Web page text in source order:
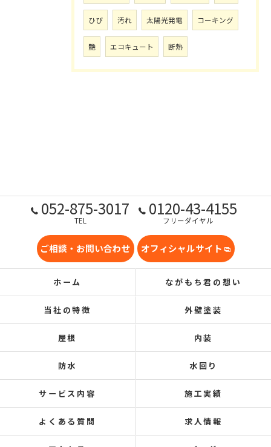
ひび 汚れ 太陽光発電 コーキング
艶 エコキュート 断熱
052-875-3017
TEL
0120-43-4155
フリーダイヤル
ご相談・お問い合わせ オフィシャルサイト
ホーム ながもち君の想い
当社の特徴 外壁塗装
屋根 内装
防水 水回り
サービス内容 施工実績
よくある質問 求人情報